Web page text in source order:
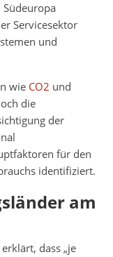
Südeuropa
Servicesektor
und
wie CO2 und
die
der
für den
identifiziert.
am
dass „je